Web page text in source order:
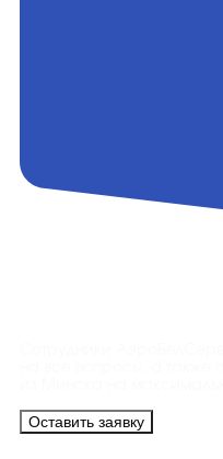
Оставить заявку